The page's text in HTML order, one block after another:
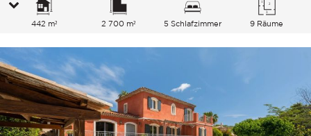
442 m² 2 700 m² 5 Schlafzimmer 9 Räume